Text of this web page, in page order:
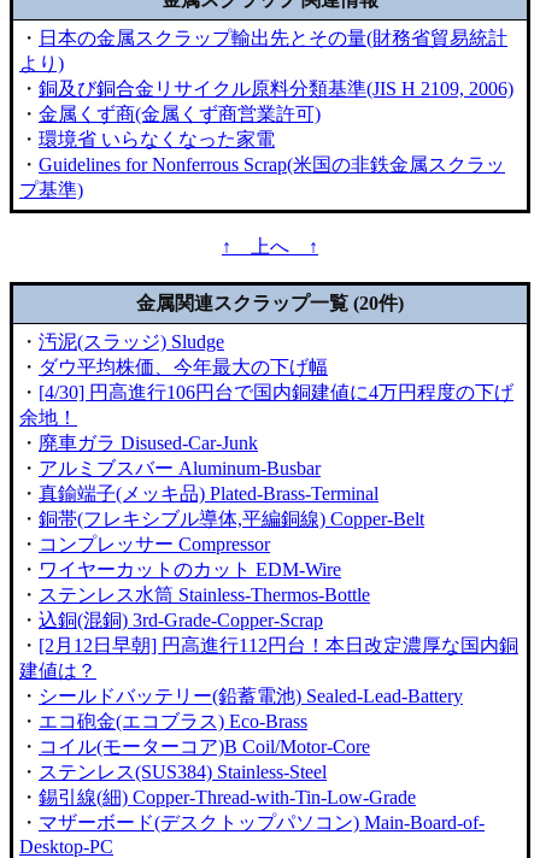
・ 日本の金属スクラップ輸出先とその量(財務省貿易統計
より)
・ 銅及び銅合金リサイクル原料分類基準(JIS H 2109, 2006)
・ 金属くず商(金属くず商営業許可)
・ 環境省 いらなくなった家電
・ Guidelines for Nonferrous Scrap(米国の非鉄金属スクラッ
プ基準)
↑ 上へ ↑
金属関連スクラップ一覧 (20件)
・ 汚泥(スラッジ) Sludge
・ ダウ平均株価、今年最大の下げ幅
・ [4/30] 円高進行106円台で国内銅建値に4万円程度の下げ
余地！
・ 廃車ガラ Disused-Car-Junk
・ アルミブスバー Aluminum-Busbar
・ 真鍮端子(メッキ品) Plated-Brass-Terminal
・ 銅帯(フレキシブル導体,平編銅線) Copper-Belt
・ コンプレッサー Compressor
・ ワイヤーカットのカット EDM-Wire
・ ステンレス水筒 Stainless-Thermos-Bottle
・ 込銅(混銅) 3rd-Grade-Copper-Scrap
・ [2月12日早朝] 円高進行112円台！本日改定濃厚な国内銅
建値は？
・ シールドバッテリー(鉛蓄電池) Sealed-Lead-Battery
・ エコ砲金(エコブラス) Eco-Brass
・ コイル(モーターコア)B Coil/Motor-Core
・ ステンレス(SUS384) Stainless-Steel
・ 錫引線(細) Copper-Thread-with-Tin-Low-Grade
・ マザーボード(デスクトップパソコン) Main-Board-of-
Desktop-PC